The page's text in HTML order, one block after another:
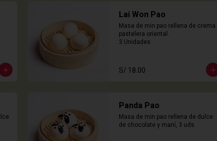
Lai Won Pao
Masa de min pao rellena de crema
pastelera oriental.
3 Unidades
S/ 18.00
Panda Pao
Masa de min pao rellena de dulce
de chocolate y maní, 3 uds.